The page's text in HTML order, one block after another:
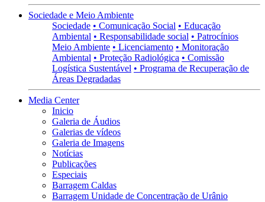
Sociedade e Meio Ambiente
Sociedade • Comunicação Social • Educação
Ambiental • Responsabilidade social • Patrocínios
Meio Ambiente • Licenciamento • Monitoração
Ambiental • Proteção Radiológica • Comissão
Logística Sustentável • Programa de Recuperação de
Áreas Degradadas
Media Center
Inicio
Galeria de Áudios
Galerias de vídeos
Galeria de Imagens
Notícias
Publicações
Especiais
Barragem Caldas
Barragem Unidade de Concentração de Urânio